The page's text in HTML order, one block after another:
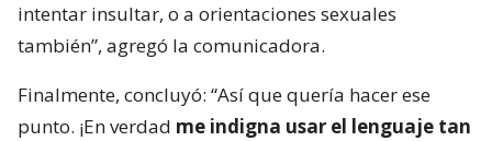
intentar insultar, o a orientaciones sexuales
también”, agregó la comunicadora.
Finalmente, concluyó: “Así que quería hacer ese
punto. ¡En verdad me indigna usar el lenguaje tan